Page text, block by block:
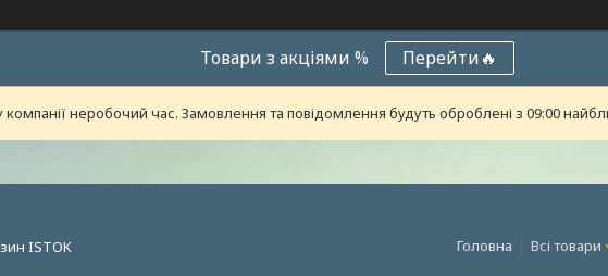
Товари з акціями % Перейти🔥
компанії неробочий час. Замовлення та повідомлення будуть оброблені з 09:00
ISTOK Головна Всі товари